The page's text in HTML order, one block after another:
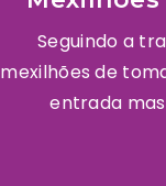
Seguindo a
mexilhões de
entrada